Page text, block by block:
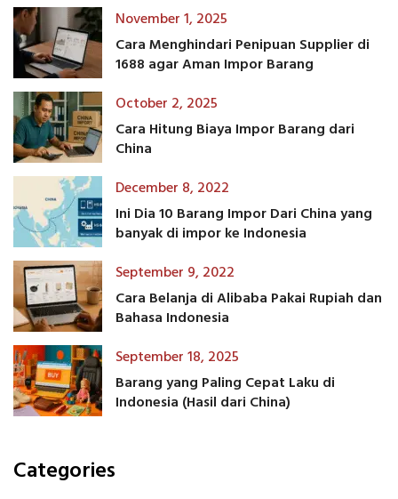
November 1, 2025
Cara Menghindari Penipuan Supplier di
1688 agar Aman Impor Barang
October 2, 2025
Cara Hitung Biaya Impor Barang dari
China
December 8, 2022
Ini Dia 10 Barang Impor Dari China yang
banyak di impor ke Indonesia
September 9, 2022
Cara Belanja di Alibaba Pakai Rupiah dan
Bahasa Indonesia
September 18, 2025
Barang yang Paling Cepat Laku di
Indonesia (Hasil dari China)
Categories